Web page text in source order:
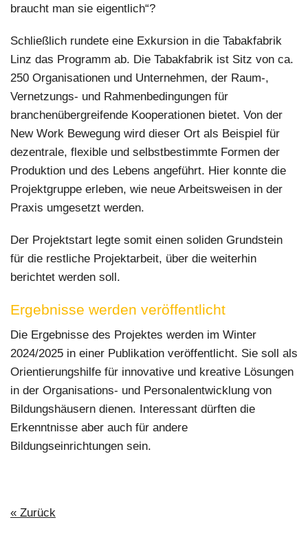
braucht man sie eigentlich“?
Schließlich rundete eine Exkursion in die Tabakfabrik
Linz das Programm ab. Die Tabakfabrik ist Sitz von ca.
250 Organisationen und Unternehmen, der Raum-,
Vernetzungs- und Rahmenbedingungen für
branchenübergreifende Kooperationen bietet. Von der
New Work Bewegung wird dieser Ort als Beispiel für
dezentrale, flexible und selbstbestimmte Formen der
Produktion und des Lebens angeführt. Hier konnte die
Projektgruppe erleben, wie neue Arbeitsweisen in der
Praxis umgesetzt werden.
Der Projektstart legte somit einen soliden Grundstein
für die restliche Projektarbeit, über die weiterhin
berichtet werden soll.
Ergebnisse werden veröffentlicht
Die Ergebnisse des Projektes werden im Winter
2024/2025 in einer Publikation veröffentlicht. Sie soll als
Orientierungshilfe für innovative und kreative Lösungen
in der Organisations- und Personalentwicklung von
Bildungshäusern dienen. Interessant dürften die
Erkenntnisse aber auch für andere
Bildungseinrichtungen sein.
« Zurück